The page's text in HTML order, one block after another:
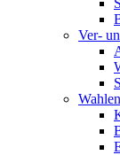
Ver-
Wahlen